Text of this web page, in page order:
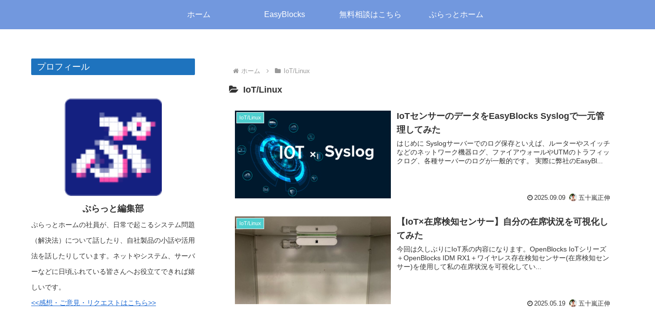
ホーム EasyBlocks 無料相談はこちら ぷらっとホーム
ホーム IoT/Linux
IoT/Linux
IoT/Linux
IoTセンサーのデータをEasyBlocks Syslogで一元管
理してみた
はじめに Syslogサーバーでのログ保存といえば、ルーターやスイッチ
などのネットワーク機器ログ、ファイアウォールやUTMのトラフィッ
クログ、各種サーバーのログが一般的です。 実際に弊社のEasyBl...
2025.09.09 五十嵐正伸
IoT/Linux
【IoT×在席検知センサー】自分の在席状況を可視化し
てみた
今回は久しぶりにIoT系の内容になります。OpenBlocks IoTシリーズ
＋OpenBlocks IDM RX1＋ワイヤレス存在検知センサー(在席検知セン
サー)を使用して私の在席状況を可視化してい...
2025.05.19 五十嵐正伸
プロフィール
ぷらっと編集部
ぷらっとホームの社員が、日常で起こるシステム問題
（解決法）について話したり、自社製品の小話や活用
法を話したりしています。ネットやシステム、サーバ
ーなどに日頃ふれている皆さんへお役立てできれば嬉
しいです。
<<感想・ご意見・リクエストはこちら>>